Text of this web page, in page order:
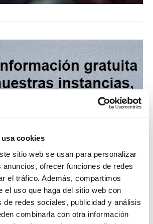
cookies
sitio web se usan para personalizar
anuncios, ofrecer funciones de redes
el tráfico. Además, compartimos
el uso que haga del sitio web con
de redes sociales, publicidad y análisis
combinarla con otra información